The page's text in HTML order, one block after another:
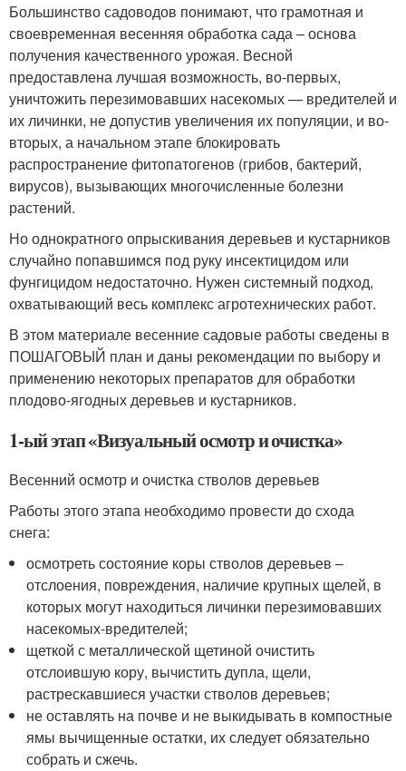
Большинство садоводов понимают, что грамотная и
своевременная весенняя обработка сада – основа
получения качественного урожая. Весной
предоставлена лучшая возможность, во-первых,
уничтожить перезимовавших насекомых — вредителей и
их личинки, не допустив увеличения их популяции, и во-
вторых, а начальном этапе блокировать
распространение фитопатогенов (грибов, бактерий,
вирусов), вызывающих многочисленные болезни
растений.
Но однократного опрыскивания деревьев и кустарников
случайно попавшимся под руку инсектицидом или
фунгицидом недостаточно. Нужен системный подход,
охватывающий весь комплекс агротехнических работ.
В этом материале весенние садовые работы сведены в
ПОШАГОВЫЙ план и даны рекомендации по выбору и
применению некоторых препаратов для обработки
плодово-ягодных деревьев и кустарников.
1-ый этап «Визуальный осмотр и очистка»
Весенний осмотр и очистка стволов деревьев
Работы этого этапа необходимо провести до схода
снега:
осмотреть состояние коры стволов деревьев –
отслоения, повреждения, наличие крупных щелей, в
которых могут находиться личинки перезимовавших
насекомых-вредителей;
щеткой с металлической щетиной очистить
отслоившую кору, вычистить дупла, щели,
растрескавшиеся участки стволов деревьев;
не оставлять на почве и не выкидывать в компостные
ямы вычищенные остатки, их следует обязательно
собрать и сжечь.